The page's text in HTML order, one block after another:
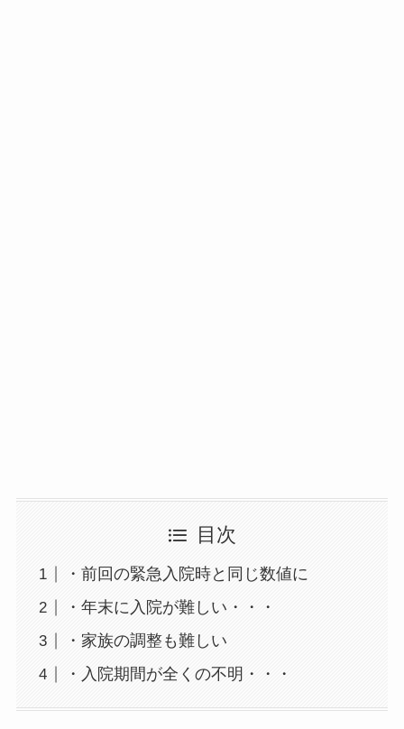
目次
・前回の緊急入院時と同じ数値に
・年末に入院が難しい・・・
・家族の調整も難しい
・入院期間が全くの不明・・・